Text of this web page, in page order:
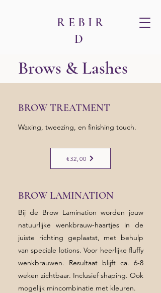
R E B I R
D
Brows & Lashes
BROW TREATMENT
Waxing, tweezing, en finishing touch.
€32,00
BROW LAMINATION
Bij de Brow Lamination worden jouw
natuurlijke wenkbrauw-haartjes in de
juiste richting geplaatst, met behulp
van speciale lotions. Voor heerlijke fluffy
wenkbrauwen. Resultaat blijft ca. 6-8
weken zichtbaar. Inclusief shaping. Ook
mogelijk mincombinatie met kleuren.